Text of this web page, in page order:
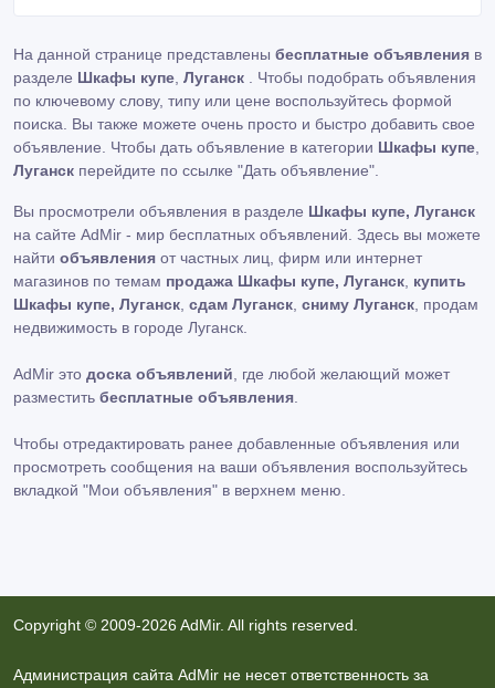
На данной странице представлены бесплатные объявления в
разделе Шкафы купе, Луганск . Чтобы подобрать объявления
по ключевому слову, типу или цене воспользуйтесь формой
поиска. Вы также можете очень просто и быстро добавить свое
объявление. Чтобы дать объявление в категории Шкафы купе,
Луганск перейдите по ссылке "Дать объявление".
Вы просмотрели объявления в разделе Шкафы купе, Луганск
на сайте AdMir - мир бесплатных объявлений. Здесь вы можете
найти объявления от частных лиц, фирм или интернет
магазинов по темам продажа Шкафы купе, Луганск, купить
Шкафы купе, Луганск, сдам Луганск, сниму Луганск, продам
недвижимость в городе Луганск.
AdMir это доска объявлений, где любой желающий может
разместить бесплатные объявления.
Чтобы отредактировать ранее добавленные объявления или
просмотреть сообщения на ваши объявления воспользуйтесь
вкладкой "Мои объявления" в верхнем меню.
Copyright © 2009-2026 AdMir. All rights reserved.
Администрация сайта AdMir не несет ответственность за